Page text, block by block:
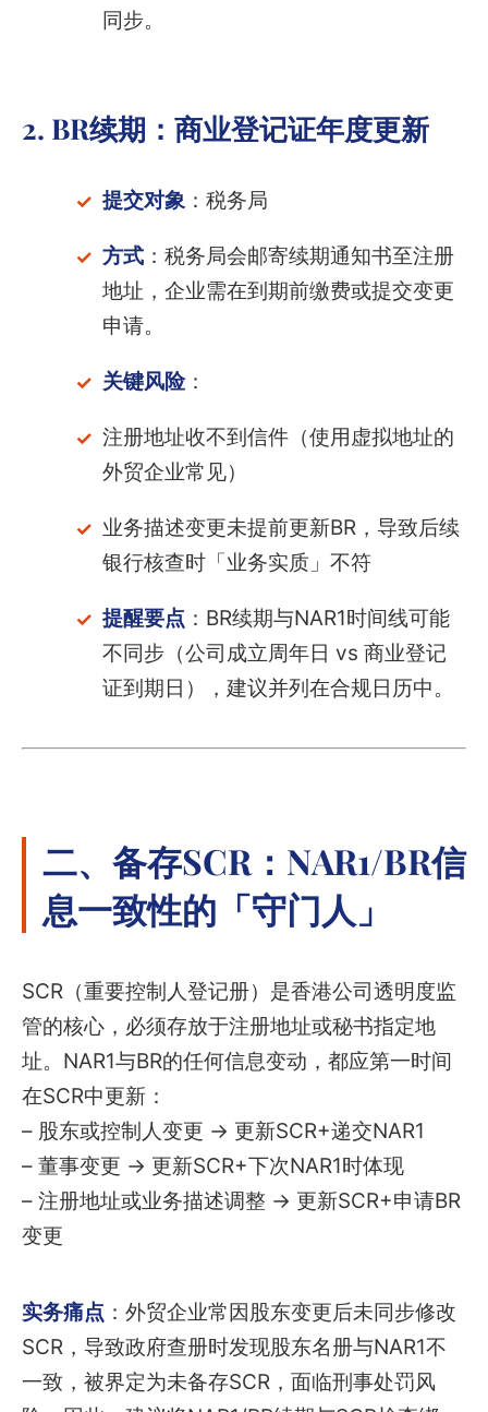
同步。
2. BR续期：商业登记证年度更新
提交对象：税务局
方式：税务局会邮寄续期通知书至注册
地址，企业需在到期前缴费或提交变更
申请。
关键风险：
注册地址收不到信件（使用虚拟地址的
外贸企业常见）
业务描述变更未提前更新BR，导致后续
银行核查时「业务实质」不符
提醒要点 ：BR续期与NAR1时间线可能
不同步（公司成立周年日 vs 商业登记
证到期日），建议并列在合规日历中。
二、备存SCR：NAR1/BR信
息一致性的「守门人」
SCR（重要控制人登记册）是香港公司透明度监
管的核心，必须存放于注册地址或秘书指定地
址。NAR1与BR的任何信息变动，都应第一时间
在SCR中更新：
– 股东或控制人变更 → 更新SCR+递交NAR1
– 董事变更 → 更新SCR+下次NAR1时体现
– 注册地址或业务描述调整 → 更新SCR+申请BR
变更
实务痛点 ：外贸企业常因股东变更后未同步修改
SCR，导致政府查册时发现股东名册与NAR1不
一致，被界定为未备存SCR，面临刑事处罚风